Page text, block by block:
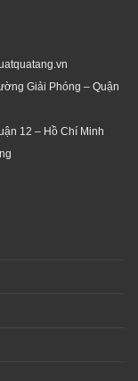
Giải Phóng – Quận
12 – Hồ Chí Minh